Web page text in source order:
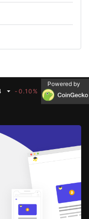
-0.10% BNB $608.19
Powered by